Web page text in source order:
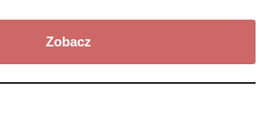
Zobacz